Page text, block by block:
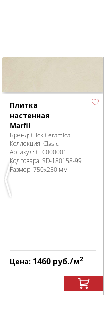
Плитка
настенная
Marfil
Бренд: Click Ceramica
Коллекция: Clasic
Артикул: CLC000001
Код товара: SD-180158-99
Размер: 750x250 мм
Цена: 1460 руб./м2